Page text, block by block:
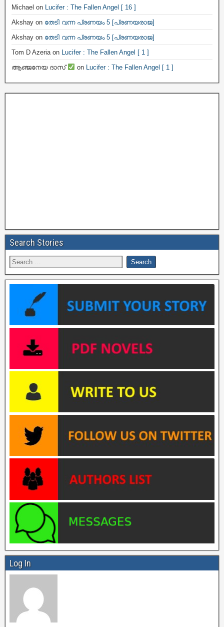
Michael on Lucifer : The Fallen Angel [ 16 ]
Akshay on തേടി വന്ന പ്രണയം 5 [പ്രണയരാജ]
Akshay on തേടി വന്ന പ്രണയം 5 [പ്രണയരാജ]
Tom D Azeria on Lucifer : The Fallen Angel [ 1 ]
ആഞ്ജനേയ ദാസ്
on Lucifer : The Fallen Angel [ 1 ]
Search Stories
Log In